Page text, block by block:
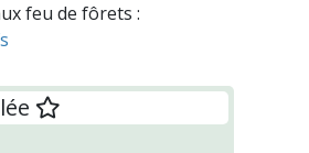
feu de fôrets :